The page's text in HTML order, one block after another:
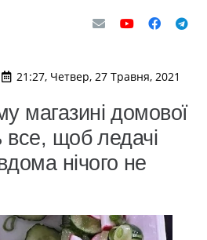
21:27, Четвер, 27 Травня, 2021
магазині домової
все, щоб ледачі
нічого не